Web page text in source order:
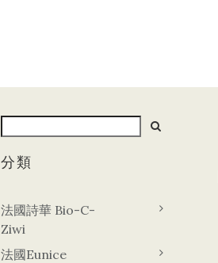
分類
法國詩華 Bio-C-
Ziwi
法國Eunice